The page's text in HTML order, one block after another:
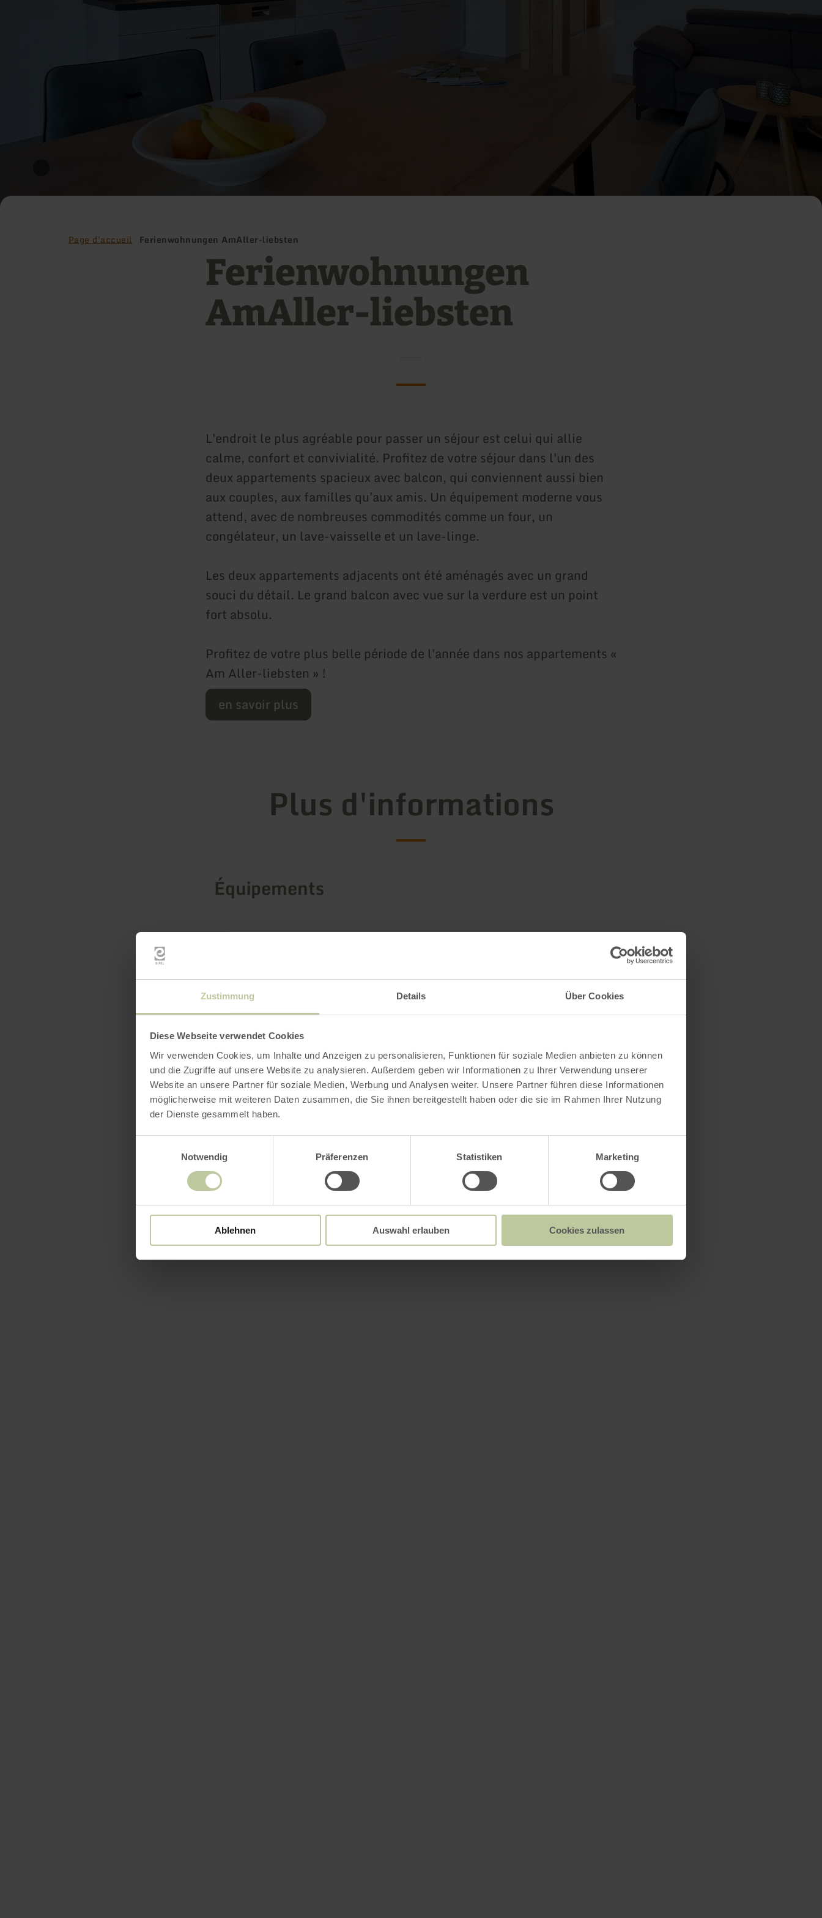
Zustimmung Details Über Cookies
Diese Webseite verwendet Cookies
Wir verwenden Cookies, um Inhalte und Anzeigen zu personalisieren, Funktionen für soziale Medien anbieten zu können
und die Zugriffe auf unsere Website zu analysieren. Außerdem geben wir Informationen zu Ihrer Verwendung unserer
Website an unsere Partner für soziale Medien, Werbung und Analysen weiter. Unsere Partner führen diese Informationen
möglicherweise mit weiteren Daten zusammen, die Sie ihnen bereitgestellt haben oder die sie im Rahmen Ihrer Nutzung
der Dienste gesammelt haben.
Notwendig
Präferenzen Statistiken Marketing
Ablehnen Auswahl erlauben Cookies zulassen
Page d'accueil Ferienwohnungen AmAller-liebsten
Ferienwohnungen
AmAller-liebsten
L'endroit le plus agréable pour passer un séjour est celui qui allie
calme, confort et convivialité. Profitez de votre séjour dans l'un des
deux appartements spacieux avec balcon, qui conviennent aussi bien
aux couples, aux familles qu'aux amis. Un équipement moderne vous
attend, avec de nombreuses commodités comme un four, un
congélateur, un lave-vaisselle et un lave-linge.
Les deux appartements adjacents ont été aménagés avec un grand
souci du détail. Le grand balcon avec vue sur la verdure est un point
fort absolu.
Profitez de votre plus belle période de l'année dans nos appartements «
Am Aller-liebsten » !
en savoir plus
Plus d'informations
Équipements